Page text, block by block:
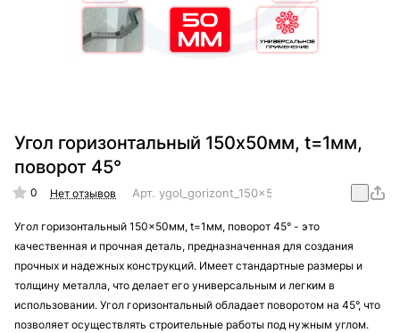
Угол горизонтальный 150x50мм, t=1мм,
поворот 45°
0 Нет отзывов Арт. ygol_gorizont_150x50mm_t=1mm_45
Угол горизонтальный 150x50мм, t=1мм, поворот 45° - это
качественная и прочная деталь, предназначенная для создания
прочных и надежных конструкций. Имеет стандартные размеры и
толщину металла, что делает его универсальным и легким в
использовании. Угол горизонтальный обладает поворотом на 45°, что
позволяет осуществлять строительные работы под нужным углом.